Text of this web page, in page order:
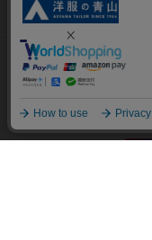
オーダースーツなら
当サイトでは、快適な閲
しています。閲覧を続け
します。詳細については